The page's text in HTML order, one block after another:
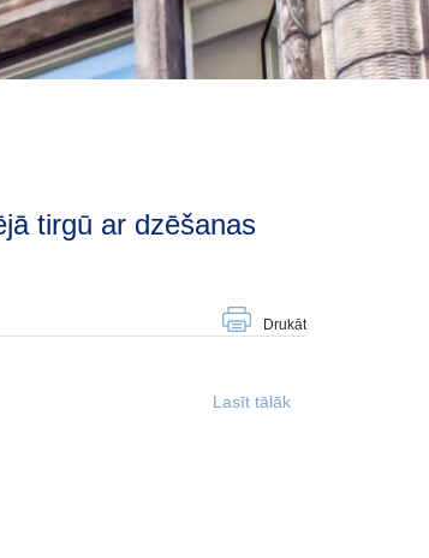
Drukāt
Lasīt tālāk